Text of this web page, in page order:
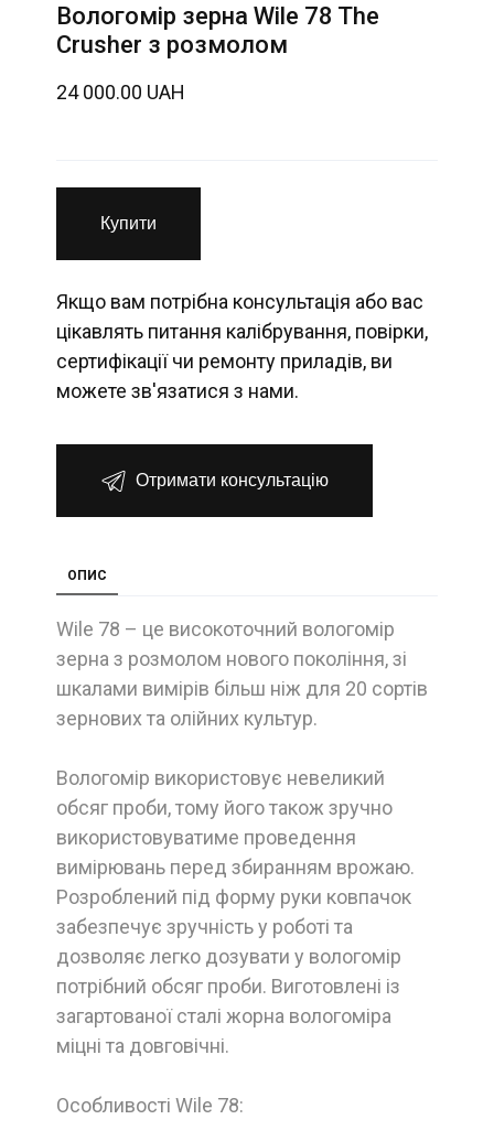
Вологомір зерна Wile 78 The
Crusher з розмолом
24 000.00 UAH
Купити
Якщо вам потрібна консультація або вас
цікавлять питання калібрування, повірки,
сертифікації чи ремонту приладів, ви
можете зв'язатися з нами.
Отримати консультацію
ОПИС
Wile 78 – це високоточний вологомір
зерна з розмолом нового покоління, зі
шкалами вимірів більш ніж для 20 сортів
зернових та олійних культур.
Вологомір використовує невеликий
обсяг проби, тому його також зручно
використовуватиме проведення
вимірювань перед збиранням врожаю.
Розроблений під форму руки ковпачок
забезпечує зручність у роботі та
дозволяє легко дозувати у вологомір
потрібний обсяг проби. Виготовлені із
загартованої сталі жорна вологоміра
міцні та довговічні.
Особливості Wile 78: